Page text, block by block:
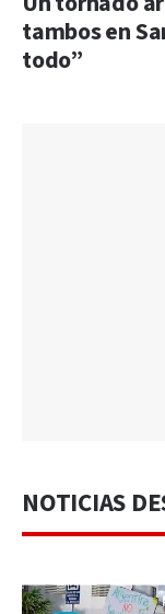
tambos en
todo”
NOTICIAS